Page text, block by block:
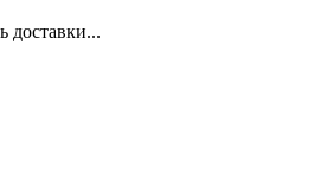
доставки...